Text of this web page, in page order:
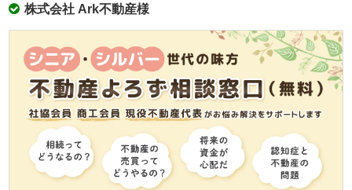
株式会社 Ark不動産様